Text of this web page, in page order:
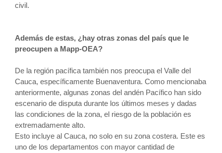
civil.
Además de estas, ¿hay otras zonas del país que le
preocupen a Mapp-OEA?
De la región pacífica también nos preocupa el Valle del
Cauca, específicamente Buenaventura. Como mencionaba
anteriormente, algunas zonas del andén Pacífico han sido
escenario de disputa durante los últimos meses y dadas
las condiciones de la zona, el riesgo de la población es
extremadamente alto.
Esto incluye al Cauca, no solo en su zona costera. Este es
uno de los departamentos con mayor cantidad de